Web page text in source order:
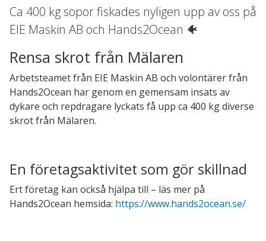
Ca 400 kg sopor fiskades nyligen upp av oss på
EIE Maskin AB och Hands2Ocean 🐠
Rensa skrot från Mälaren
Arbetsteamet från EIE Maskin AB och volontärer från
Hands2Ocean har genom en gemensam insats av
dykare och repdragare lyckats få upp ca 400 kg diverse
skrot från Mälaren.
En företagsaktivitet som gör skillnad
Ert företag kan också hjälpa till – läs mer på
Hands2Ocean hemsida: https://www.hands2ocean.se/